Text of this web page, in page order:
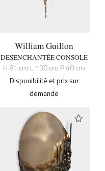
William Guillon
DESENCHANTÉE CONSOLE
H 81 cm L 130 cm P 40 cm
Disponibilité et prix sur
demande